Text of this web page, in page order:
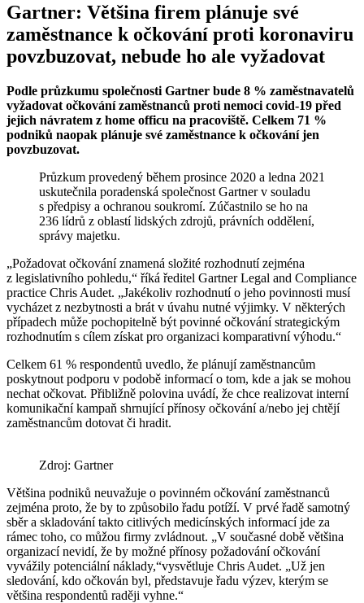
Gartner: Většina firem plánuje své
zaměstnance k očkování proti koronaviru
povzbuzovat, nebude ho ale vyžadovat
Podle průzkumu společnosti Gartner bude 8 % zaměstnavatelů
vyžadovat očkování zaměstnanců proti nemoci covid-19 před
jejich návratem z home officu na pracoviště. Celkem 71 %
podniků naopak plánuje své zaměstnance k očkování jen
povzbuzovat.
Průzkum provedený během prosince 2020 a ledna 2021
uskutečnila poradenská společnost Gartner v souladu
s předpisy a ochranou soukromí. Zúčastnilo se ho na
236 lídrů z oblastí lidských zdrojů, právních oddělení,
správy majetku.
„Požadovat očkování znamená složité rozhodnutí zejména
z legislativního pohledu,“ říká ředitel Gartner Legal and Compliance
practice Chris Audet. „Jakékoliv rozhodnutí o jeho povinnosti musí
vycházet z nezbytnosti a brát v úvahu nutné výjimky. V některých
případech může pochopitelně být povinné očkování strategickým
rozhodnutím s cílem získat pro organizaci komparativní výhodu.“
Celkem 61 % respondentů uvedlo, že plánují zaměstnancům
poskytnout podporu v podobě informací o tom, kde a jak se mohou
nechat očkovat. Přibližně polovina uvádí, že chce realizovat interní
komunikační kampaň shrnující přínosy očkování a/nebo jej chtějí
zaměstnancům dotovat či hradit.
Zdroj: Gartner
Většina podniků neuvažuje o povinném očkování zaměstnanců
zejména proto, že by to způsobilo řadu potíží. V prvé řadě samotný
sběr a skladování takto citlivých medicínských informací jde za
rámec toho, co můžou firmy zvládnout. „V současné době většina
organizací nevidí, že by možné přínosy požadování očkování
vyvážily potenciální náklady,“vysvětluje Chris Audet. „Už jen
sledování, kdo očkován byl, představuje řadu výzev, kterým se
většina respondentů raději vyhne.“